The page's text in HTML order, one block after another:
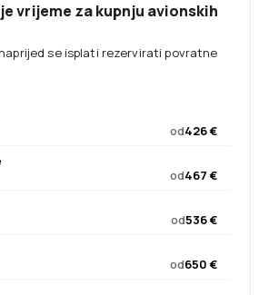
vrijeme za kupnju avionskih
se isplati rezervirati povratne
od426 €
od467 €
od536 €
od650 €